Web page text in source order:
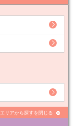
エリアから探すを閉じる